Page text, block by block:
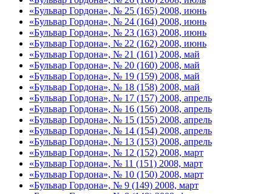
«Бульвар Гордона», № 25 (165) 2008, июнь
«Бульвар Гордона», № 24 (164) 2008, июнь
«Бульвар Гордона», № 23 (163) 2008, июнь
«Бульвар Гордона», № 22 (162) 2008, июнь
«Бульвар Гордона», № 21 (161) 2008, май
«Бульвар Гордона», № 20 (160) 2008, май
«Бульвар Гордона», № 19 (159) 2008, май
«Бульвар Гордона», № 18 (158) 2008, май
«Бульвар Гордона», № 17 (157) 2008, апрель
«Бульвар Гордона», № 16 (156) 2008, апрель
«Бульвар Гордона», № 15 (155) 2008, апрель
«Бульвар Гордона», № 14 (154) 2008, апрель
«Бульвар Гордона», № 13 (153) 2008, апрель
«Бульвар Гордона», № 12 (152) 2008, март
«Бульвар Гордона», № 11 (151) 2008, март
«Бульвар Гордона», № 10 (150) 2008, март
«Бульвар Гордона», № 9 (149) 2008, март